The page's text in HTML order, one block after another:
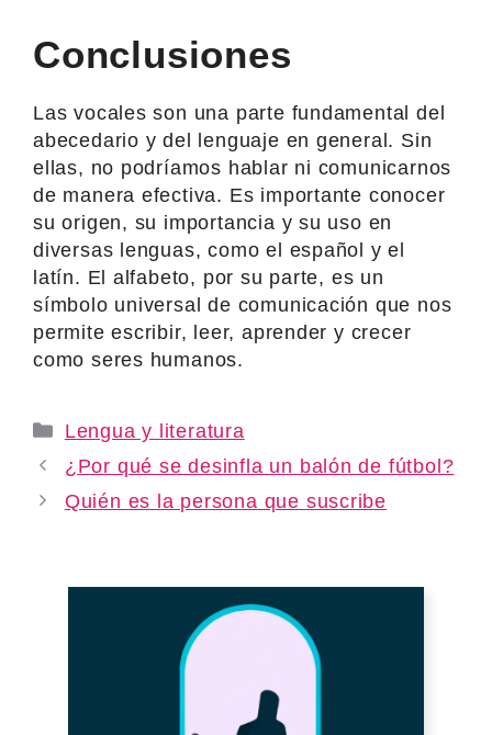
Conclusiones
Las vocales son una parte fundamental del
abecedario y del lenguaje en general. Sin
ellas, no podríamos hablar ni comunicarnos
de manera efectiva. Es importante conocer
su origen, su importancia y su uso en
diversas lenguas, como el español y el
latín. El alfabeto, por su parte, es un
símbolo universal de comunicación que nos
permite escribir, leer, aprender y crecer
como seres humanos.
Categories
Lengua y literatura
¿Por qué se desinfla un balón de fútbol?
Quién es la persona que suscribe